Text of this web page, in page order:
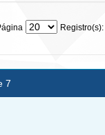
Registro(s):
7